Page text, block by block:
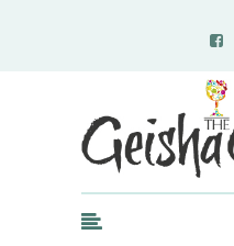
Geisha Gourmet